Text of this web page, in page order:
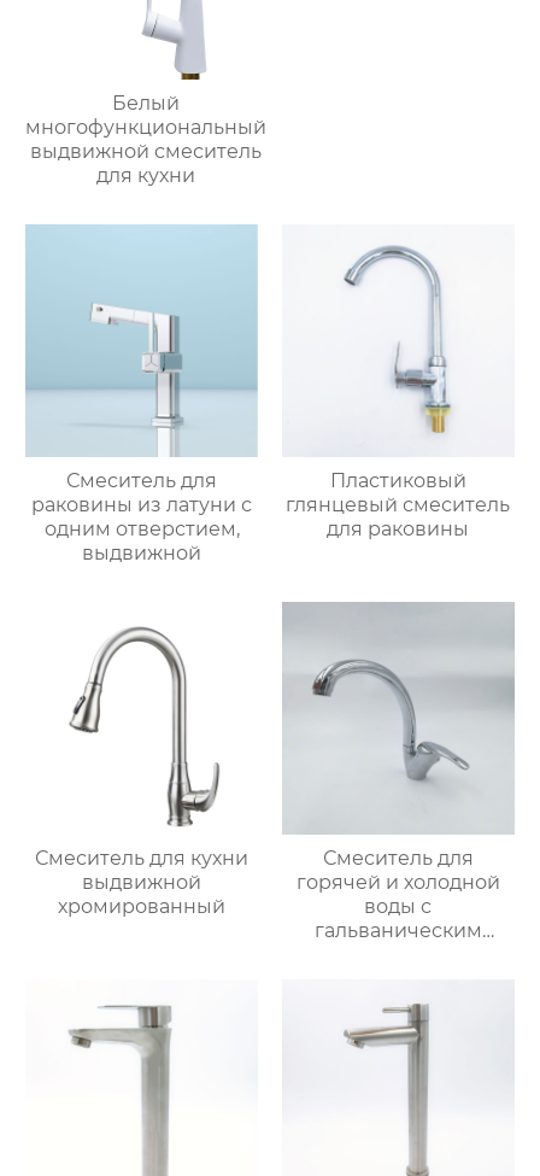
Белый
многофункциональный
выдвижной смеситель
для кухни
Смеситель для
раковины из латуни с
одним отверстием,
выдвижной
Пластиковый
глянцевый смеситель
для раковины
Смеситель для кухни
выдвижной
хромированный
Смеситель для
горячей и холодной
воды с
гальваническим